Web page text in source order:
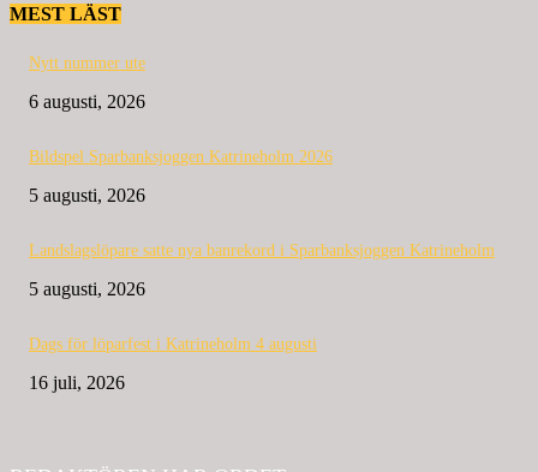
MEST LÄST
Nytt nummer ute
6 augusti, 2026
Bildspel Sparbanksjoggen Katrineholm 2026
5 augusti, 2026
Landslagslöpare satte nya banrekord i Sparbanksjoggen Katrineholm
5 augusti, 2026
Dags för löparfest i Katrineholm 4 augusti
16 juli, 2026